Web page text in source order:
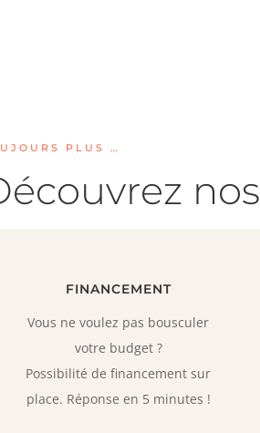
PLUS …
FINANCEMENT
Vous ne voulez pas bousculer
votre budget ?
Possibilité de financement sur
place. Réponse en 5 minutes !